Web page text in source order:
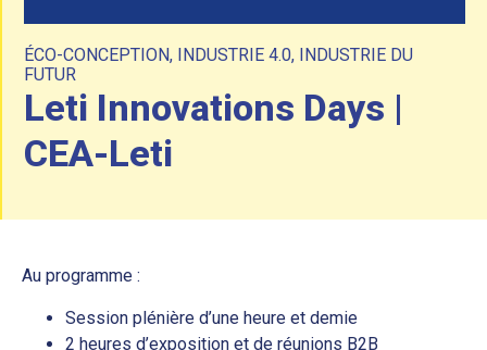
ÉCO-CONCEPTION, INDUSTRIE 4.0,
INDUSTRIE DU
FUTUR
Leti Innovations Days |
CEA-Leti
Au programme :
Session plénière d’une heure et demie
2 heures d’exposition et de réunions B2B